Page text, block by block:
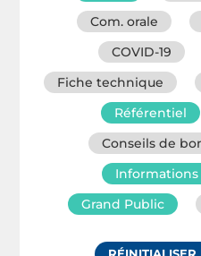
Com. orale
COVID-19
Fiche technique
Référentiel
Conseils de
Grand Public
RÉINITIALISER